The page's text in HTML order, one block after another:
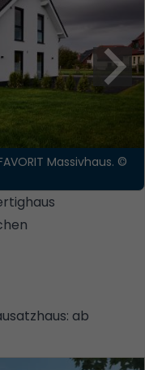
Massivhaus. ©
ab